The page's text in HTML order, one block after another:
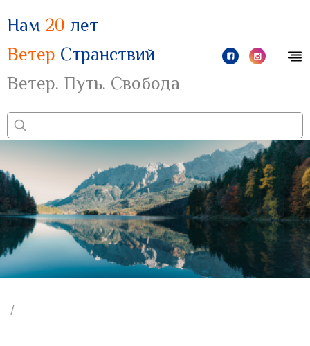
Нам 20 лет
Ветер Странствий
Ветер. Путь. Свобода
/